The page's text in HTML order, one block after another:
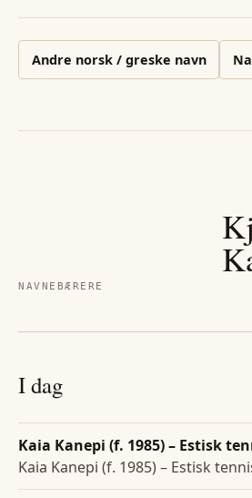
Andre norsk / greske navn
NAVNEBÆRERE
I dag
Kaia Kanepi (f. 1985) – Estisk
Kaia Kanepi (f. 1985) – Estisk